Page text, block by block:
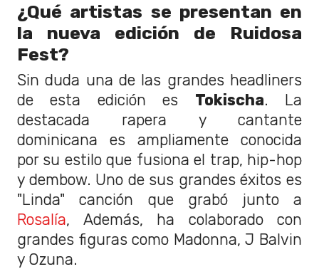
¿Qué artistas se presentan en
la nueva edición de Ruidosa
Fest?
Sin duda una de las grandes headliners
de esta edición es Tokischa. La
destacada rapera y cantante
dominicana es ampliamente conocida
por su estilo que fusiona el trap, hip-hop
y dembow. Uno de sus grandes éxitos es
"Linda" canción que grabó junto a
Rosalía, Además, ha colaborado con
grandes figuras como Madonna, J Balvin
y Ozuna.